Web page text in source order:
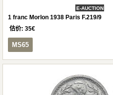
E-AUCTION
1 franc Morlon 1938 Paris F.219/9
估价: 35€
MS65